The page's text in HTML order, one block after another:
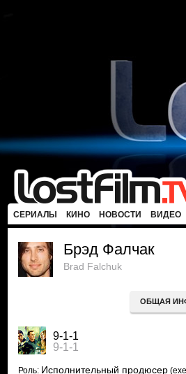
СЕРИАЛЫ КИНО НОВОСТИ ВИДЕО
Брэд Фалчак
Brad Falchuk
ОБЩАЯ
9-1-1
9-1-1
Роль: Исполнительный продюсер